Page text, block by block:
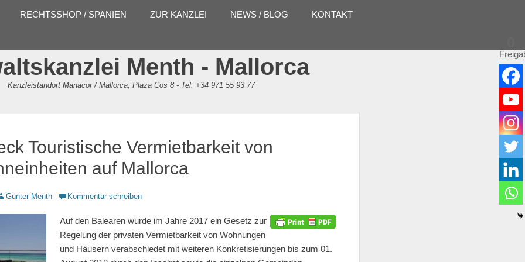
RECHTSSHOP / SPANIEN ZUR KANZLEI NEWS / BLOG KONTAKT
Menth - Mallorca
Kanzleistandort Manacor / Mallorca, Plaza Cos 8 - Tel: +34 971 55 93 77
Touristische Vermietbarkeit von
auf Mallorca
Günter Menth Kommentar schreiben
Auf den Balearen wurde im Jahre 2017 ein Gesetz zur
Regelung der privaten Vermietbarkeit von Wohnungen
und Häusern verabschiedet mit weiteren Konkretisierungen bis zum 01.